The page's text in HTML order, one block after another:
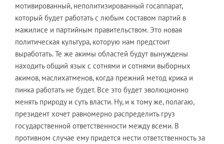
мотивированный, неполитизированный госаппарат,
который будет работать с любым составом партий в
мажилисе и партийным правительством. Это новая
политическая культура, которую нам предстоит
выработать. Те же акимы областей будут вынуждены
находить общий язык с сотнями и сотнями выборных
акимов, маслихатменов, когда прежний метод крика и
пинка работать не будет. Все это будет эволюционно
менять природу и суть власти. Ну, и к тому же, полагаю,
президент хочет равномерно распределить груз
государственной ответственности между всеми. В
противном случае ему придется нести ответственность за